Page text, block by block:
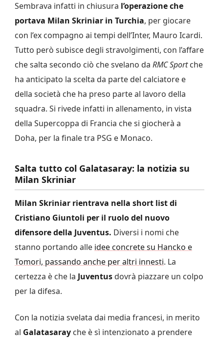
Sembrava infatti in chiusura l’operazione che
portava Milan Skriniar in Turchia, per giocare
con l’ex compagno ai tempi dell’Inter, Mauro Icardi.
Tutto però subisce degli stravolgimenti, con l’affare
che salta secondo ciò che svelano da RMC Sportche
ha anticipato la scelta da parte del calciatore e
della società che ha preso parte al lavoro della
squadra. Si rivede infatti in allenamento, in vista
della Supercoppa di Francia che si giocherà a
Doha, per la finale tra PSG e Monaco.
Salta tutto col Galatasaray: la notizia su
Milan Skriniar
Milan Skriniar rientrava nella short list di
Cristiano Giuntoli per il ruolo del nuovo
difensore della Juventus. Diversi i nomi che
stanno portando alle idee concrete su Hancko e
Tomori, passando anche per altri innesti. La
certezza è che la Juventus dovrà piazzare un colpo
per la difesa.
Con la notizia svelata dai media francesi, in merito
al Galatasaray che è sì intenzionato a prendere